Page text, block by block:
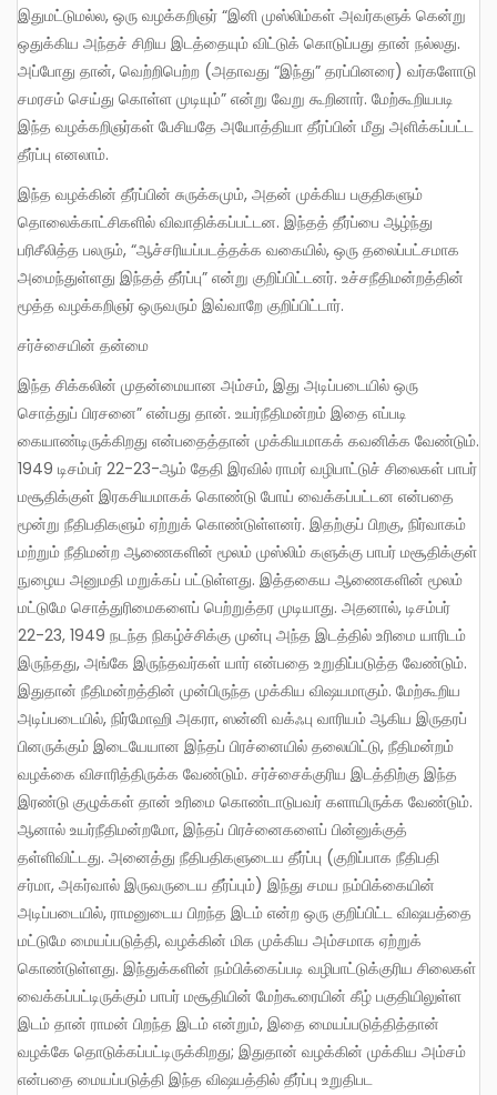
இதுமட்டுமல்ல, ஒரு வழக்கறிஞர் “இனி முஸ்லிம்கள் அவர்களுக் கென்று
ஒதுக்கிய அந்தச் சிறிய இடத்தையும் விட்டுக் கொடுப்பது தான் நல்லது.
அப்போது தான், வெற்றிபெற்ற (அதாவது “இந்து” தரப்பினரை) வர்களோடு
சமரசம் செய்து கொள்ள முடியும்” என்று வேறு கூறினார். மேற்கூறியபடி
இந்த வழக்கறிஞர்கள் பேசியதே அயோத்தியா தீர்ப்பின் மீது அளிக்கப்பட்ட
தீர்ப்பு எனலாம்.
இந்த வழக்கின் தீர்ப்பின் சுருக்கமும், அதன் முக்கிய பகுதிகளும்
தொலைக்காட்சிகளில் விவாதிக்கப்பட்டன. இந்தத் தீர்ப்பை ஆழ்ந்து
பரிசீலித்த பலரும், “ஆச்சரியப்படத்தக்க வகையில், ஒரு தலைப்பட்சமாக
அமைந்துள்ளது இந்தத் தீர்ப்பு” என்று குறிப்பிட்டனர். உச்சநீதிமன்றத்தின்
மூத்த வழக்கறிஞர் ஒருவரும் இவ்வாறே குறிப்பிட்டார்.
சர்ச்சையின் தன்மை
இந்த சிக்கலின் முதன்மையான அம்சம், இது அடிப்படையில் ஒரு
சொத்துப் பிரசனை” என்பது தான். உயர்நீதிமன்றம் இதை எப்படி
கையாண்டிருக்கிறது என்பதைத்தான் முக்கியமாகக் கவனிக்க வேண்டும்.
1949 டிசம்பர் 22-23-ஆம் தேதி இரவில் ராமர் வழிபாட்டுச் சிலைகள் பாபர்
மசூதிக்குள் இரகசியமாகக் கொண்டு போய் வைக்கப்பட்டன என்பதை
மூன்று நீதிபதிகளும் ஏற்றுக் கொண்டுள்ளனர். இதற்குப் பிறகு, நிர்வாகம்
மற்றும் நீதிமன்ற ஆணைகளின் மூலம் முஸ்லிம் களுக்கு பாபர் மசூதிக்குள்
நுழைய அனுமதி மறுக்கப் பட்டுள்ளது. இத்தகைய ஆணைகளின் மூலம்
மட்டுமே சொத்துரிமைகளைப் பெற்றுத்தர முடியாது. அதனால், டிசம்பர்
22-23, 1949 நடந்த நிகழ்ச்சிக்கு முன்பு அந்த இடத்தில் உரிமை யாரிடம்
இருந்தது, அங்கே இருந்தவர்கள் யார் என்பதை உறுதிப்படுத்த வேண்டும்.
இதுதான் நீதிமன்றத்தின் முன்பிருந்த முக்கிய விஷயமாகும். மேற்கூறிய
அடிப்படையில், நிர்மோஹி அகரா, ஸன்னி வக்ஃபு வாரியம் ஆகிய இருதரப்
பினருக்கும் இடையேயான இந்தப் பிரச்னையில் தலையிட்டு, நீதிமன்றம்
வழக்கை விசாரித்திருக்க வேண்டும். சர்ச்சைக்குரிய இடத்திற்கு இந்த
இரண்டு குழுக்கள் தான் உரிமை கொண்டாடுபவர் களாயிருக்க வேண்டும்.
ஆனால் உயர்நீதிமன்றமோ, இந்தப் பிரச்னைகளைப் பின்னுக்குத்
தள்ளிவிட்டது. அனைத்து நீதிபதிகளுடைய தீர்ப்பு (குறிப்பாக நீதிபதி
சர்மா, அகர்வால் இருவருடைய தீர்ப்பும்) இந்து சமய நம்பிக்கையின்
அடிப்படையில், ராமனுடைய பிறந்த இடம் என்ற ஒரு குறிப்பிட்ட விஷயத்தை
மட்டுமே மையப்படுத்தி, வழக்கின் மிக முக்கிய அம்சமாக ஏற்றுக்
கொண்டுள்ளது. இந்துக்களின் நம்பிக்கைப்படி வழிபாட்டுக்குரிய சிலைகள்
வைக்கப்பட்டிருக்கும் பாபர் மசூதியின் மேற்கூரையின் கீழ் பகுதியிலுள்ள
இடம் தான் ராமன் பிறந்த இடம் என்றும், இதை மையப்படுத்தித்தான்
வழக்கே தொடுக்கப்பட்டிருக்கிறது; இதுதான் வழக்கின் முக்கிய அம்சம்
என்பதை மையப்படுத்தி இந்த விஷயத்தில் தீர்ப்பு உறுதிபட